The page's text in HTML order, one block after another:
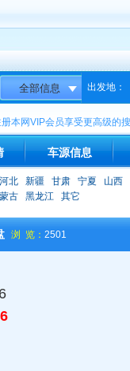
出发地：
本网VIP会员享受更高级的
车源信息
河北 新疆 甘肃 宁夏
山西
古 黑龙江 其它
浏 览： 2501